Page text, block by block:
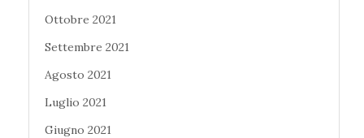
Ottobre 2021
Settembre 2021
Agosto 2021
Luglio 2021
Giugno 2021